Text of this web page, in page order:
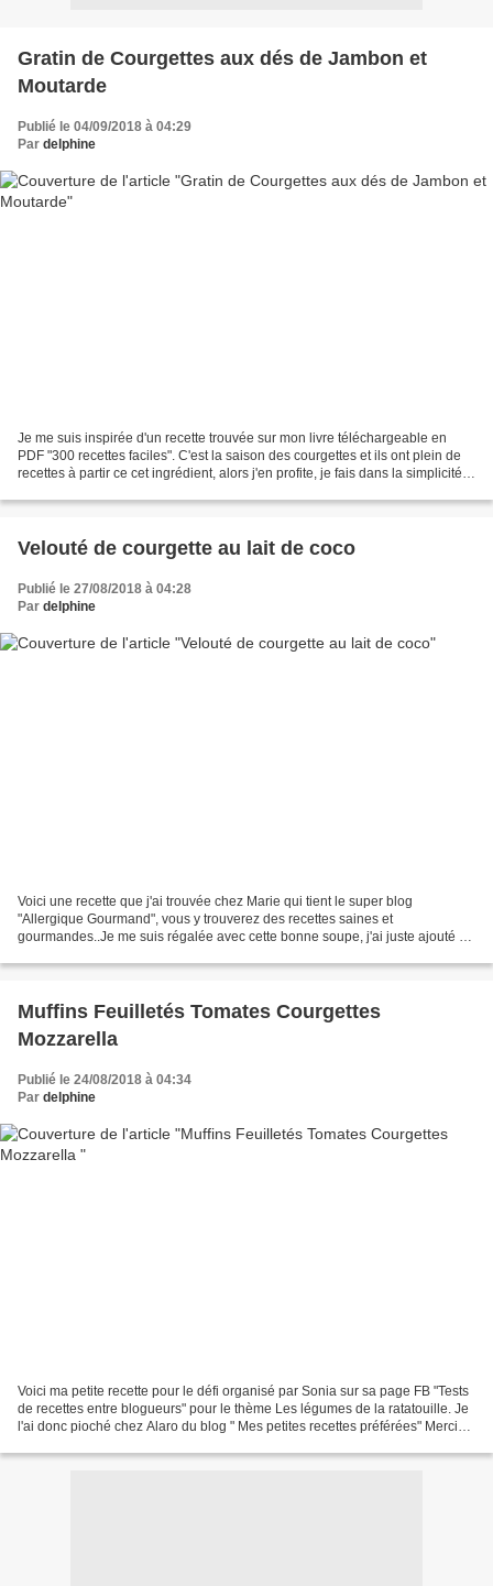
Gratin de Courgettes aux dés de Jambon et
Moutarde
Publié le 04/09/2018 à 04:29
Par delphine
Je me suis inspirée d'un recette trouvée sur mon livre téléchargeable en
PDF "300 recettes faciles". C'est la saison des courgettes et ils ont plein de
recettes à partir ce cet ingrédient, alors j'en profite, je fais dans la simplicité
Velouté de courgette au lait de coco
Publié le 27/08/2018 à 04:28
Par delphine
Voici une recette que j'ai trouvée chez Marie qui tient le super blog
"Allergique Gourmand", vous y trouverez des recettes saines et
gourmandes..Je me suis régalée avec cette bonne soupe, j'ai juste ajouté un
Muffins Feuilletés Tomates Courgettes
Mozzarella
Publié le 24/08/2018 à 04:34
Par delphine
Voici ma petite recette pour le défi organisé par Sonia sur sa page FB "Tests
de recettes entre blogueurs" pour le thème Les légumes de la ratatouille. Je
l'ai donc pioché chez Alaro du blog " Mes petites recettes préférées" Merci